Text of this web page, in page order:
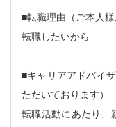
■転職理由（ご本人様
転職したいから
■キャリアアドバイ
ただいております）
転職活動にあたり、